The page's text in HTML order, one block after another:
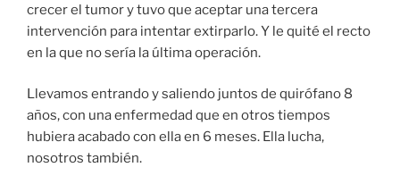
crecer el tumor y tuvo que aceptar una tercera
intervención para intentar extirparlo. Y le quité el recto
en la que no sería la última operación.
Llevamos entrando y saliendo juntos de quirófano 8
años, con una enfermedad que en otros tiempos
hubiera acabado con ella en 6 meses. Ella lucha,
nosotros también.